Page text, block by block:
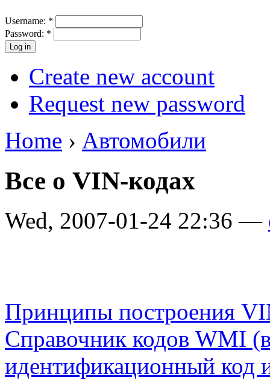
Username: *
Password: *
Create new account
Request new password
Home › Автомобили
Все о VIN-кодах
Wed, 2007-01-24 22:36 —
Принципы построения
Справочник кодов WMI
идентификационный код